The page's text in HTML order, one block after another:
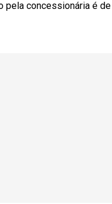
concessionária é